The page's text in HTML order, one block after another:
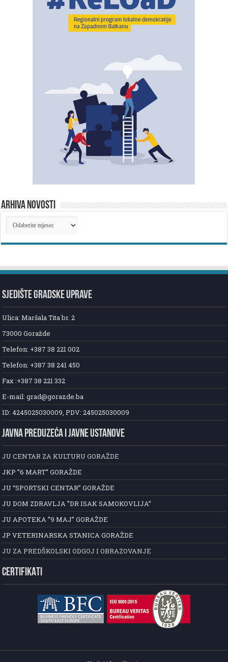
ARHIVA NOVOSTI
ARHIVA
NOVOSTI
SJEDIŠTE GRADSKE UPRAVE
Ulica: Maršala Tita br. 2
73000 Goražde
Telefon: +387 38 221 002
Telefon: +387 38 241 450
Fax :+387 38 221 332
E-mail: grad@gorazde.ba
ID: 4245025030009, PDV: 245025030009
JAVNA PREDUZEĆA I JAVNE USTANOVE
JU CENTAR ZA KULTURU GORAŽDE
JKP ”6 MART” GORAŽDE
JU “SPORTSKI CENTAR” GORAŽDE
JU DOM ZDRAVLJA ”DR ISAK SAMOKOVLIJA”
JU APOTEKA ”9 MAJ” GORAŽDE
JP VETERINARSKA STANICA GORAŽDE
JU ZA PREDŠKOLSKI ODGOJ I OBRAZOVANJE
CERTIFIKATI